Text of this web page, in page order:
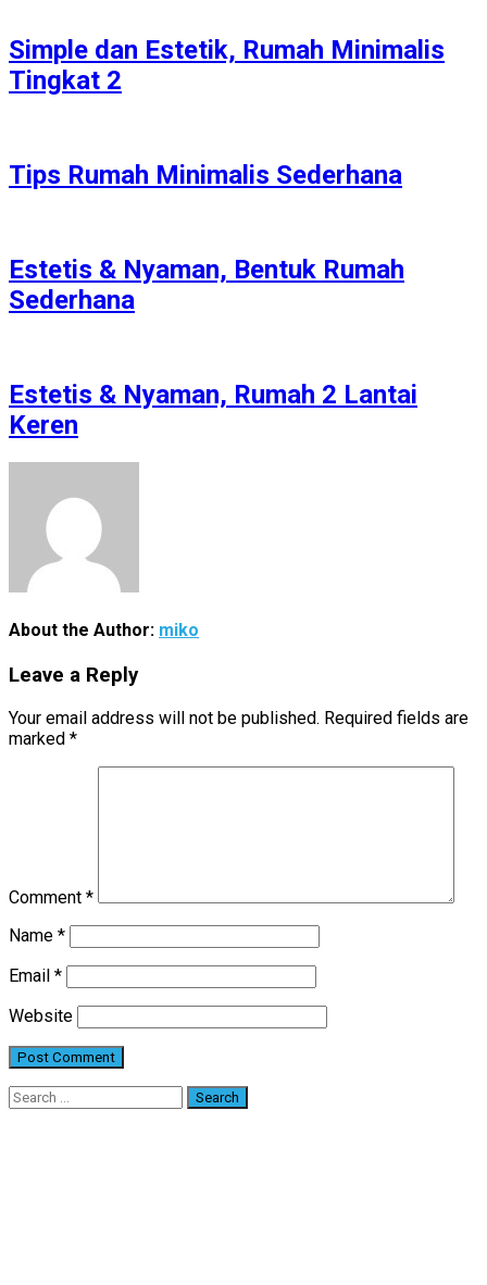
Simple dan Estetik, Rumah Minimalis
Tingkat 2
Tips Rumah Minimalis Sederhana
Estetis & Nyaman, Bentuk Rumah
Sederhana
Estetis & Nyaman, Rumah 2 Lantai
Keren
About the Author: miko
Leave a Reply
Your email address will not be published. Required fields are
marked *
Comment *
Name *
Email *
Website
Search
for: